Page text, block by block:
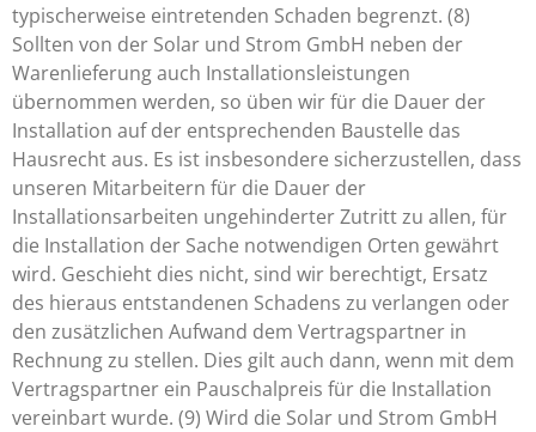
typischerweise eintretenden Schaden begrenzt. (8)
Sollten von der Solar und Strom GmbH neben der
Warenlieferung auch Installationsleistungen
übernommen werden, so üben wir für die Dauer der
Installation auf der entsprechenden Baustelle das
Hausrecht aus. Es ist insbesondere sicherzustellen, dass
unseren Mitarbeitern für die Dauer der
Installationsarbeiten ungehinderter Zutritt zu allen, für
die Installation der Sache notwendigen Orten gewährt
wird. Geschieht dies nicht, sind wir berechtigt, Ersatz
des hieraus entstandenen Schadens zu verlangen oder
den zusätzlichen Aufwand dem Vertragspartner in
Rechnung zu stellen. Dies gilt auch dann, wenn mit dem
Vertragspartner ein Pauschalpreis für die Installation
vereinbart wurde. (9) Wird die Solar und Strom GmbH